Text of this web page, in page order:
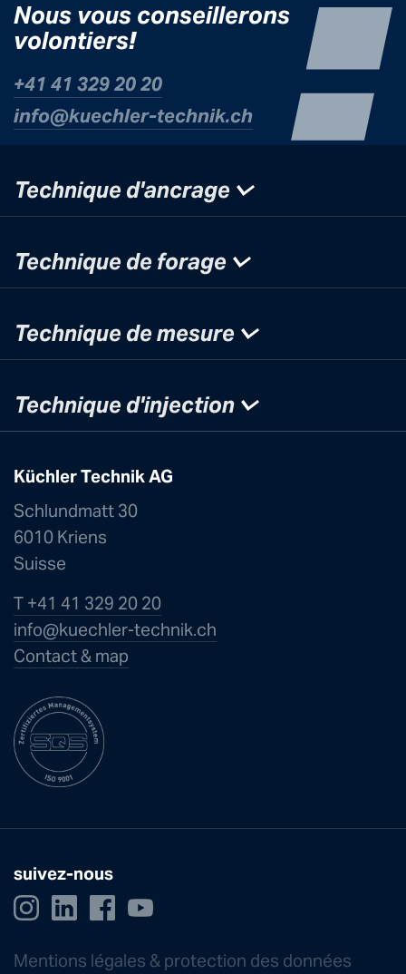
Nous vous conseillerons
volontiers!
+41 41 329 20 20
info@kuechler-technik.ch
Technique d'ancrage
Technique de forage
Technique de mesure
Technique d'injection
Küchler Technik AG
Schlundmatt 30
6010 Kriens
Suisse
T +41 41 329 20 20
info@kuechler-technik.ch
Contact & map
suivez-nous
Mentions légales & protection des données